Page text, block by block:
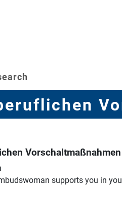
supports you in